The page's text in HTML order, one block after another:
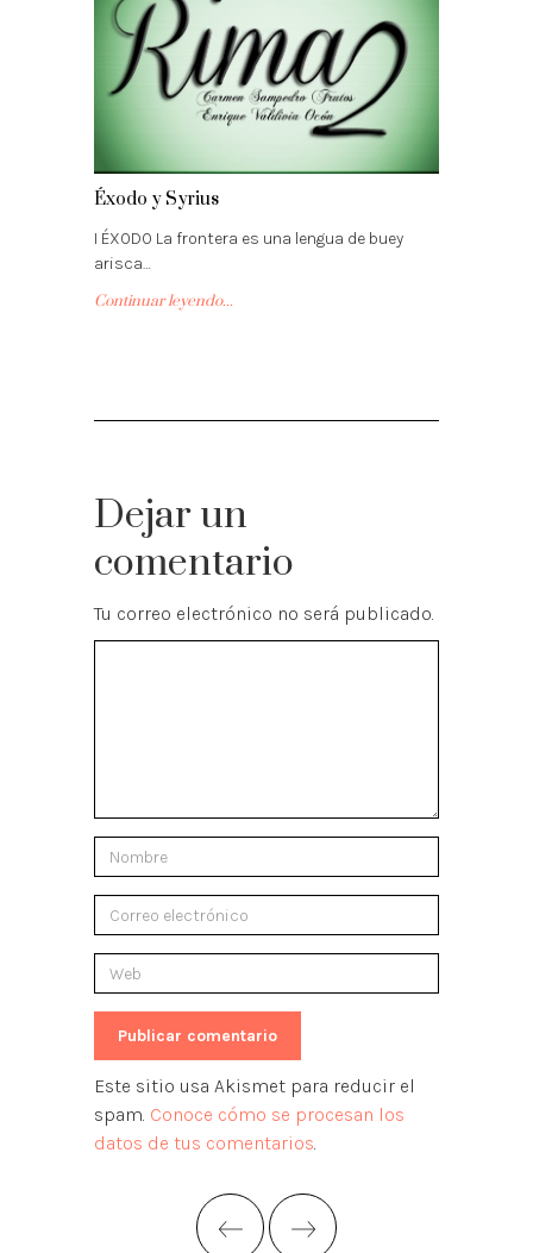
Éxodo y Syrius
I ÉXODO La frontera es una lengua de buey
arisca…
Continuar leyendo...
Dejar un
comentario
Tu correo electrónico no será publicado.
Este sitio usa Akismet para reducir el
spam. Conoce cómo se procesan los
datos de tus comentarios.